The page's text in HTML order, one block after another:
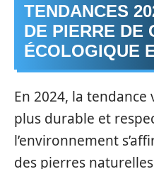
TENDANCES
DE PIERRE DE
ÉCOLOGIQUE
En 2024, la
plus durable et
l’environnement
des pierres